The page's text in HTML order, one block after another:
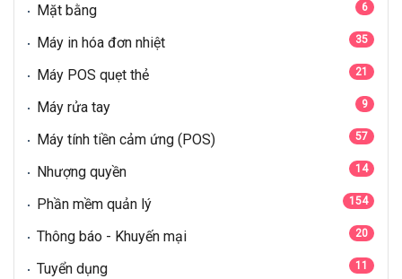
Mặt bằng 6
Máy in hóa đơn nhiệt 35
Máy POS quẹt thẻ 21
Máy rửa tay 9
Máy tính tiền cảm ứng (POS) 57
Nhượng quyền 14
Phần mềm quản lý 154
Thông báo - Khuyến mại 20
Tuyển dụng 11